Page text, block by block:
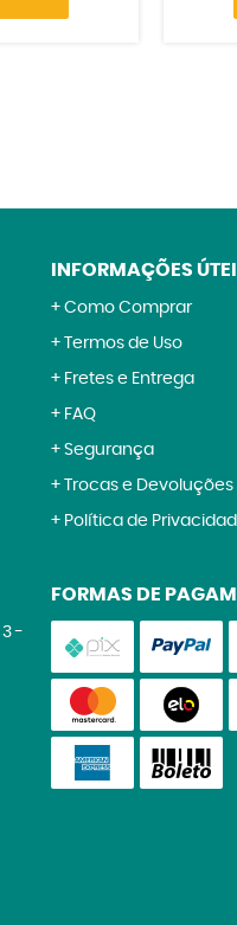
INFORMAÇÕES
Como Comprar
Termos de Uso
Fretes e Entrega
FAQ
Segurança
Trocas e Devoluções
Política de
3-
FORMAS DE